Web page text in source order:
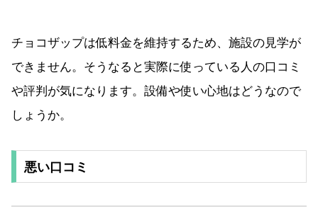
チョコザップは低料金を維持するため、施設の見学が
できません。そうなると実際に使っている人の口コミ
や評判が気になります。設備や使い心地はどうなので
しょうか。
悪い口コミ